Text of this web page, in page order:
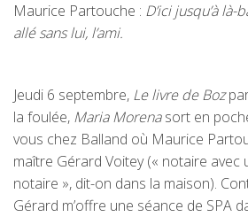
Maurice Partouche : D’ici jusqu’à là-
allé sans lui, l’ami.
Jeudi 6 septembre, Le livre de Boz
la foulée, Maria Morenasort en
vous chez Balland où Maurice
maître Gérard Voitey (« notaire avec
notaire », dit-on dans la maison).
Gérard m’offre une séance de SPA